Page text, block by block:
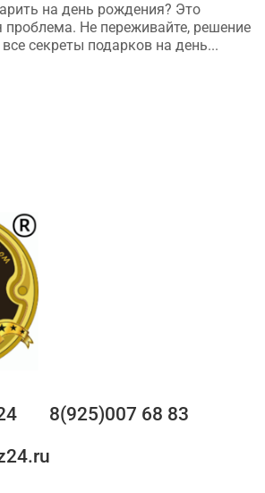
на день рождения? Это
проблема. Не переживайте, решение
секреты подарков на день...
8(925)007 68 83